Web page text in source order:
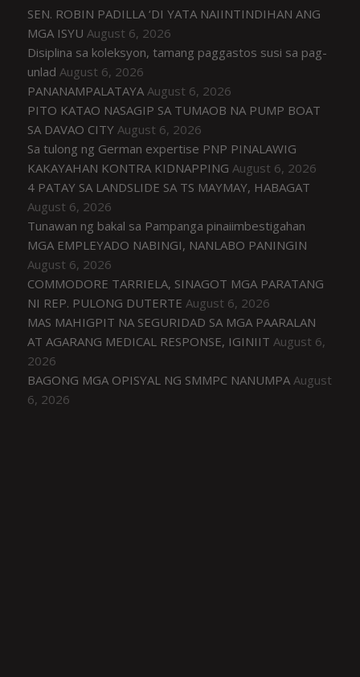
SEN. ROBIN PADILLA ‘DI YATA NAIINTINDIHAN ANG
MGA ISYU August 6, 2026
Disiplina sa koleksyon, tamang paggastos susi sa pag-
unlad August 6, 2026
PANANAMPALATAYA August 6, 2026
PITO KATAO NASAGIP SA TUMAOB NA PUMP BOAT
SA DAVAO CITY August 6, 2026
Sa tulong ng German expertise PNP PINALAWIG
KAKAYAHAN KONTRA KIDNAPPING August 6, 2026
4 PATAY SA LANDSLIDE SA TS MAYMAY, HABAGAT
August 6, 2026
Tunawan ng bakal sa Pampanga pinaiimbestigahan
MGA EMPLEYADO NABINGI, NANLABO PANINGIN
August 6, 2026
COMMODORE TARRIELA, SINAGOT MGA PARATANG
NI REP. PULONG DUTERTE August 6, 2026
MAS MAHIGPIT NA SEGURIDAD SA MGA PAARALAN
AT AGARANG MEDICAL RESPONSE, IGINIIT August 6,
2026
BAGONG MGA OPISYAL NG SMMPC NANUMPA August
6, 2026